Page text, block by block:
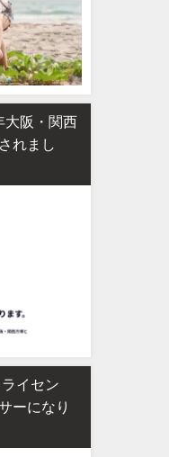
大阪・関西
れまし
イセン
ーになり